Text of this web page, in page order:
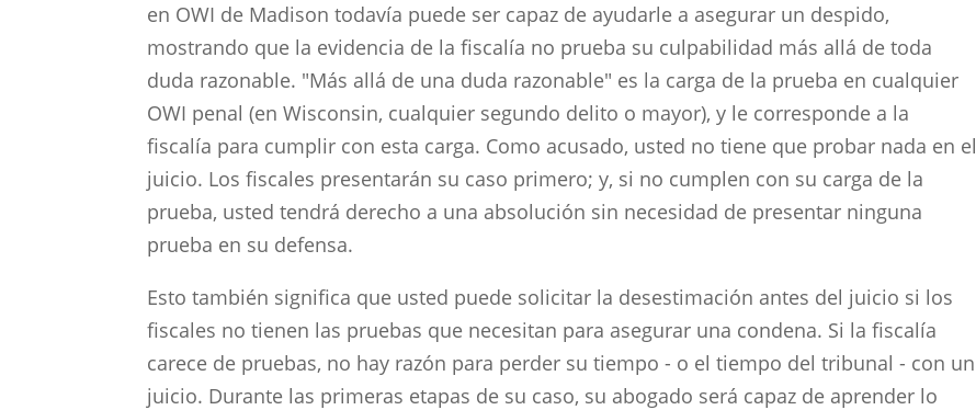
en OWI de Madison todavía puede ser capaz de ayudarle a asegurar un despido,
mostrando que la evidencia de la fiscalía no prueba su culpabilidad más allá de toda
duda razonable. "Más allá de una duda razonable" es la carga de la prueba en cualquier
OWI penal (en Wisconsin, cualquier segundo delito o mayor), y le corresponde a la
fiscalía para cumplir con esta carga. Como acusado, usted no tiene que probar nada en el
juicio. Los fiscales presentarán su caso primero; y, si no cumplen con su carga de la
prueba, usted tendrá derecho a una absolución sin necesidad de presentar ninguna
prueba en su defensa.
Esto también significa que usted puede solicitar la desestimación antes del juicio si los
fiscales no tienen las pruebas que necesitan para asegurar una condena. Si la fiscalía
carece de pruebas, no hay razón para perder su tiempo - o el tiempo del tribunal - con un
juicio. Durante las primeras etapas de su caso, su abogado será capaz de aprender lo